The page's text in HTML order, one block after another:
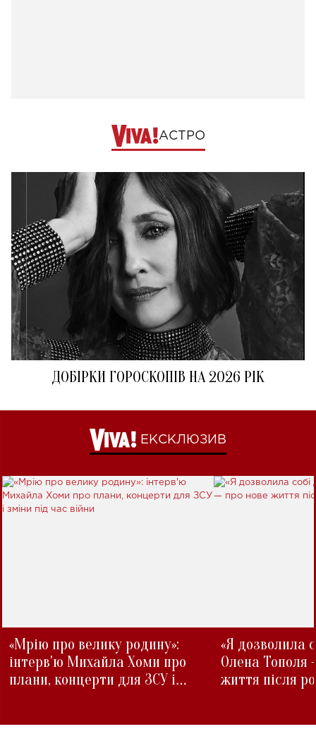
АСТРО
ДОБІРКИ ГОРОСКОПІВ НА 2026 РІК
ЕКСКЛЮЗИВ
«Мрію про велику родину»:
інтерв'ю Михайла Хоми про
плани, концерти для ЗСУ і
«Я дозволила
Олена Тополя
життя після